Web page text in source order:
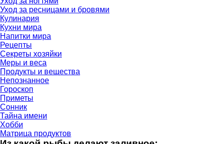
Уход за ресницами и бровями
Кулинария
Кухни мира
Напитки мира
Рецепты
Секреты хозяйки
Меры и веса
Продукты и вещества
Непознанное
Гороскоп
Приметы
Сонник
Тайна имени
Хобби
Матрица продуктов